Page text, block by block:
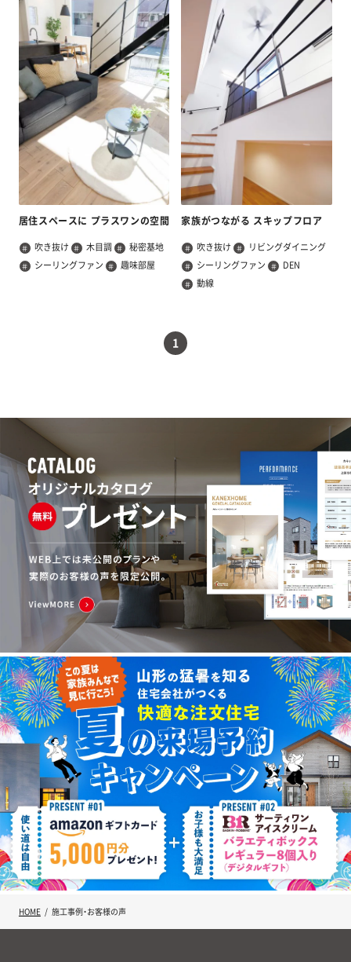
HOME 施工事例・お客様の声
居住スペースに プラスワンの空間
吹き抜け 木目調
秘密基地
シーリングファン
趣味部屋
家族がつながる スキップフロア
吹き抜け
リビングダイニング
シーリングファン
DEN
動線
1